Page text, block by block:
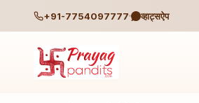
+91-7754097777 व्हाट्सऐप